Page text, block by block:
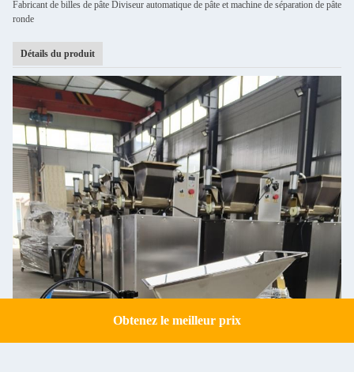
Fabricant de billes de pâte Diviseur automatique de pâte et machine de séparation de pâte
ronde
Détails du produit
Obtenez le meilleur prixGet a Quote